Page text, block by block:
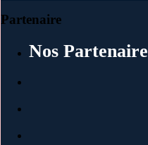
Partenaire
Nos Partenaire